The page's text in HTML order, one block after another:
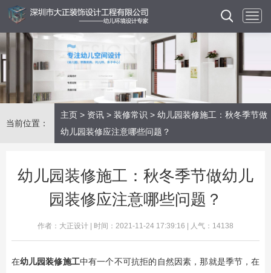
当前位置：
主页 > 资讯 > 装修常识 > 幼儿园装修施工：秋冬季节做
幼儿园装修应注意哪些问题？
幼儿园装修施工：秋冬季节做幼儿
园装修应注意哪些问题？
作者：大正设计 | 时间：2021-11-24 17:39:16 | 人气：14138
在幼儿园装修施工中有一个不可抗拒的自然因素，那就是季节，在